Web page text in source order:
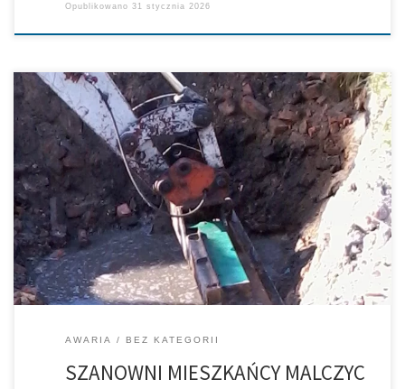
Opublikowano 31 stycznia 2026
AWARIA BEZ KATEGORII
SZANOWNI MIESZKAŃCY MALCZYC